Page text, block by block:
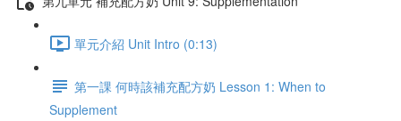
單元介紹 Unit Intro (0:13)
第一課 何時該補充配方奶 Lesson 1: When to
Supplement